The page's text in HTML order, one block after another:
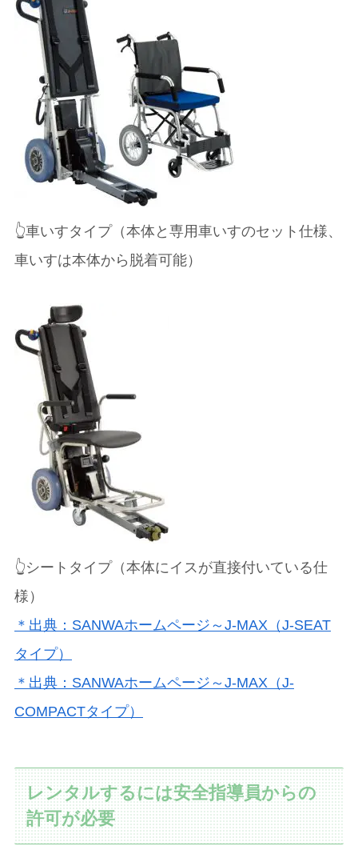
👆車いすタイプ（本体と専用車いすのセット仕様、
車いすは本体から脱着可能）
👆シートタイプ（本体にイスが直接付いている仕
様）
＊出典：SANWAホームページ～J-MAX（J-SEAT
タイプ）
＊出典：SANWAホームページ～J-MAX（J-
COMPACTタイプ）
レンタルするには安全指導員からの
許可が必要